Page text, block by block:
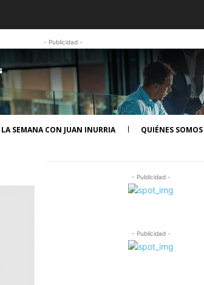
- Publicidad -
LA SEMANA CON JUAN INURRIA QUIÉNES SOMOS
- Publicidad -
- Publicidad -